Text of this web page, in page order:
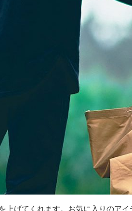
上げてくれます。お気に入りのア